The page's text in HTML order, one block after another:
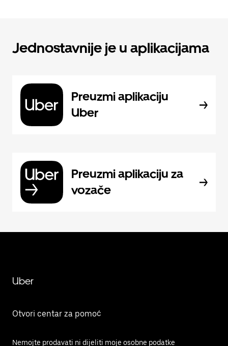
Jednostavnije je u aplikacijama
Preuzmi aplikaciju
Uber
Preuzmi aplikaciju za
vozače
Uber
Otvori centar za pomoć
Nemojte prodavati ni dijeliti moje osobne podatke